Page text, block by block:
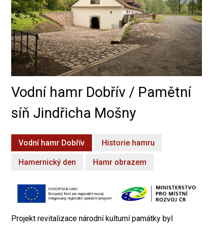
Vodní hamr Dobřív / Pamětní
síň Jindřicha Mošny
Vodní hamr Dobřív Historie hamru
Hamernický den Hamr obrazem
Projekt revitalizace národní kulturní památky byl